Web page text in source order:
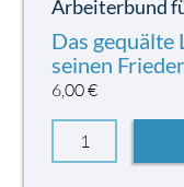
Arbeiterbund
Das gequälte
seinen
6,00€